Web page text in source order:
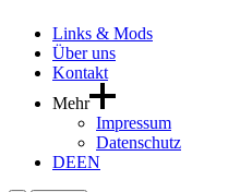
Links & Mods
Über uns
Kontakt
Mehr
Impressum
Datenschutz
DEEN